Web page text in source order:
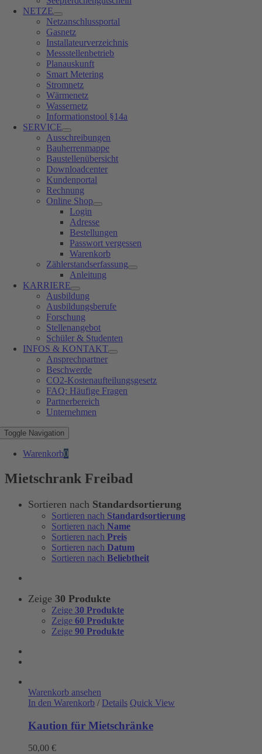
NETZE
Netzanschlussportal
Gasnetz
Installateurverzeichnis
Messstellenbetrieb
Planauskunft
Smart Metering
Stromnetz
Wärmenetz
Wassernetz
Informationstool §14a
SERVICE
Ausschreibungen
Bauherrenmappe
Baustellenübersicht
Downloadcenter
Kundenportal
Rechnung
Online Shop
Login
Adresse
Bestellungen
Passwort vergessen
Warenkorb
Zählerstandserfassung
Anleitung
KARRIERE
Ausbildung
Ausbildungsberufe
Forschung
Stellenangebot
Schüler & Studenten
INFOS & KONTAKT
Ansprechpartner
Beschwerde
CO2-Kostenaufteilungsgesetz
FAQ: Häufige Fragen
Partnerbereich
Unternehmen
Toggle Navigation
Warenkorb0
Mietschrank Freibad
Sortieren nach Standardsortierung
Sortieren nach Standardsortierung
Sortieren nach Name
Sortieren nach Preis
Sortieren nach Datum
Sortieren nach Beliebtheit
Zeige 30 Produkte
Zeige 30 Produkte
Zeige 60 Produkte
Zeige 90 Produkte
Warenkorb ansehen
In den Warenkorb / Details Quick View
Kaution für Mietschränke
50,00 €